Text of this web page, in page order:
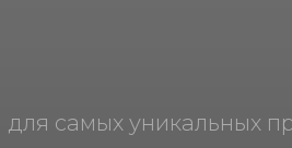
самых уникальных